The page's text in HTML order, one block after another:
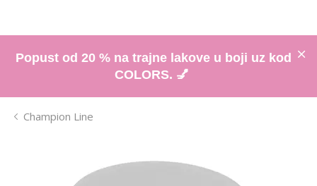
Popust od 20 % na trajne lakove u boji uz kod
COLORS. 💅
Champion Line